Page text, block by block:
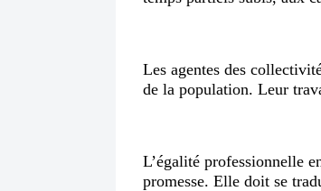
Les agentes des
de la population. Leur
L’égalité professionnelle
promesse. Elle doit se